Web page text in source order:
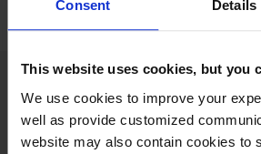
Consent Details
This website uses cookies, but you
We use cookies to improve your
well as provide customized
website may also contain cookies to
Accessoires